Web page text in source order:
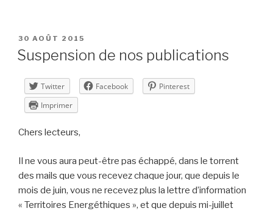
a
… »
PUBLIÉ
LE
30 AOÛT 2015
Suspension de nos publications
Twitter Facebook
Pinterest
Imprimer
Chers lecteurs,
Il ne vous aura peut-être pas échappé, dans le torrent
des mails que vous recevez chaque jour, que depuis le
mois de juin, vous ne recevez plus la lettre d’information
« Territoires Energéthiques », et que depuis mi-juillet